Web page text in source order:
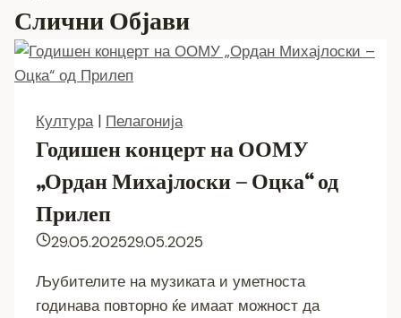
Слични Објави
Култура| Пелагонија
Годишен концерт на ООМУ
„Ордан Михајлоски – Оцка“ од
Прилеп
29.05.202529.05.2025
Љубителите на музиката и уметноста
годинава повторно ќе имаат можност да